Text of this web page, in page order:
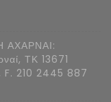
ΤΚ 13671
210 2445 887